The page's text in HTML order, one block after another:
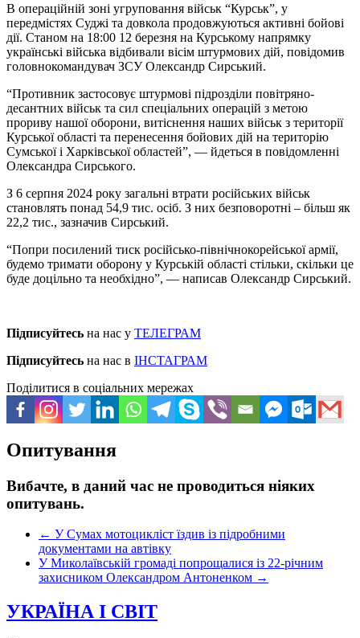
В операційній зоні угруповання військ “Курськ”, у
передмістях Суджі та довкола продовжуються активні бойові
дії. Станом на 18:00 12 березня на Курському напрямку
українські війська відбивали вісім штурмових дій, повідомив
головнокомандувач ЗСУ Олександр Сирський.
“Противник застосовує штурмові підрозділи повітряно-
десантних військ та сил спеціальних операцій з метою
прориву нашої оборони, витіснення наших військ з території
Курської області та перенесення бойових дій на територію
Сумської і Харківської областей”, — йдеться в повідомленні
Олександра Сирського.
З 6 серпня 2024 року загальні втрати російських військ
становлять понад 54,9 тис. осіб. З них безповоротні – більш як
22,2 тис., зазначив Сирський.
“Попри посилений тиск російсько-північнокорейської армії,
будемо тримати оборону у Курській області стільки, скільки це
буде доцільно та необхідно”, — написав Олександр Сирський.
Підписуйтесь на нас у ТЕЛЕГРАМ
Підписуйтесь на нас в ІНСТАГРАМ
Поділитися в соціальних мережах
Опитування
Вибачте, в даний час не проводиться ніяких
опитувань.
← У Сумах мотоцикліст їздив із підробними
документами на автівку
У Миколаївській громаді попрощалися із 22-річним
захисником Олександром Антоненком →
УКРАЇНА І СВІТ